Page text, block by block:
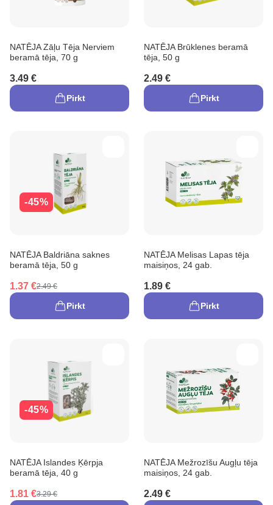
NATĒJA Zāļu Tēja Nerviem
beramā tēja, 70 g
3.49 €
Pirkt
NATĒJA Brūklenes beramā
tēja, 50 g
2.49 €
Pirkt
-45%
NATĒJA Baldriāna saknes
beramā tēja, 50 g
1.37 €2.49 €
Pirkt
NATĒJA Melisas Lapas tēja
maisiņos, 24 gab.
1.89 €
Pirkt
-45%
NATĒJA Islandes Ķērpja
beramā tēja, 40 g
1.81 €3.29 €
NATĒJA Mežrozīšu Augļu tēja
maisiņos, 24 gab.
2.49 €